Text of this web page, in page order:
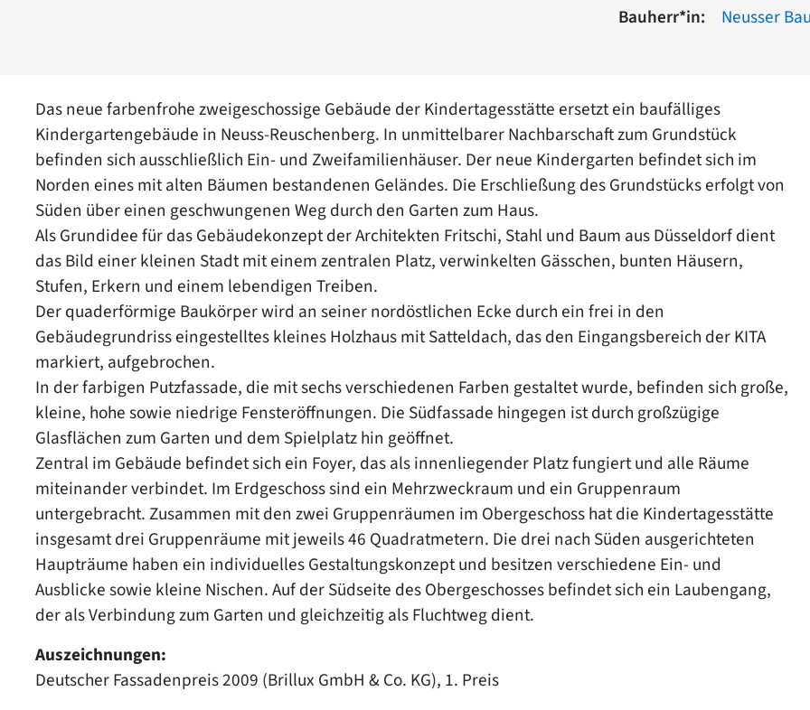
Bauherr*in:
Neusser
Das neue farbenfrohe zweigeschossige Gebäude der Kindertagesstätte ersetzt ein baufälliges
Kindergartengebäude in Neuss-Reuschenberg. In unmittelbarer Nachbarschaft zum Grundstück
befinden sich ausschließlich Ein- und Zweifamilienhäuser. Der neue Kindergarten befindet sich im
Norden eines mit alten Bäumen bestandenen Geländes. Die Erschließung des Grundstücks erfolgt von
Süden über einen geschwungenen Weg durch den Garten zum Haus.
Als Grundidee für das Gebäudekonzept der Architekten Fritschi, Stahl und Baum aus Düsseldorf dient
das Bild einer kleinen Stadt mit einem zentralen Platz, verwinkelten Gässchen, bunten Häusern,
Stufen, Erkern und einem lebendigen Treiben.
Der quaderförmige Baukörper wird an seiner nordöstlichen Ecke durch ein frei in den
Gebäudegrundriss eingestelltes kleines Holzhaus mit Satteldach, das den Eingangsbereich der KITA
markiert, aufgebrochen.
In der farbigen Putzfassade, die mit sechs verschiedenen Farben gestaltet wurde, befinden sich große,
kleine, hohe sowie niedrige Fensteröffnungen. Die Südfassade hingegen ist durch großzügige
Glasflächen zum Garten und dem Spielplatz hin geöffnet.
Zentral im Gebäude befindet sich ein Foyer, das als innenliegender Platz fungiert und alle Räume
miteinander verbindet. Im Erdgeschoss sind ein Mehrzweckraum und ein Gruppenraum
untergebracht. Zusammen mit den zwei Gruppenräumen im Obergeschoss hat die Kindertagesstätte
insgesamt drei Gruppenräume mit jeweils 46 Quadratmetern. Die drei nach Süden ausgerichteten
Haupträume haben ein individuelles Gestaltungskonzept und besitzen verschiedene Ein- und
Ausblicke sowie kleine Nischen. Auf der Südseite des Obergeschosses befindet sich ein Laubengang,
der als Verbindung zum Garten und gleichzeitig als Fluchtweg dient.
Auszeichnungen:
Deutscher Fassadenpreis 2009 (Brillux GmbH & Co. KG), 1. Preis